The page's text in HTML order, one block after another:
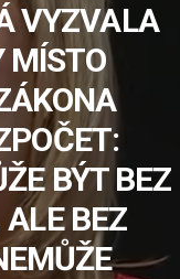
VYZVALA
MÍSTO
BÝT BEZ
BEZ